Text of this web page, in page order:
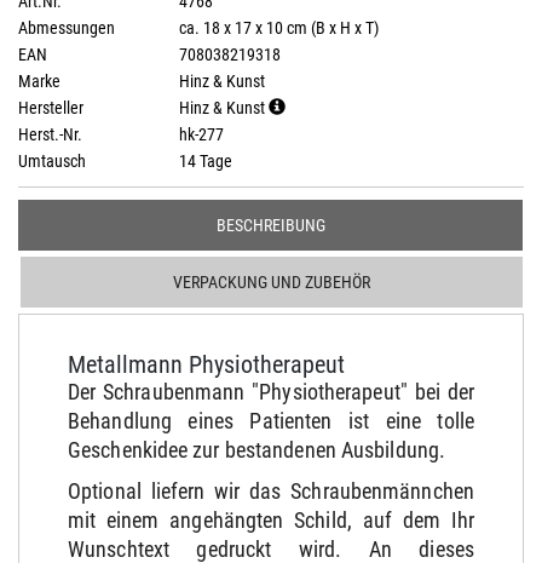
Abmessungen
ca. 18 x 17 x 10 cm (B x H x T)
EAN
708038219318
Marke
Hinz & Kunst
Hersteller
Hinz & Kunst
Herst.-Nr.
hk-277
Umtausch
14 Tage
BESCHREIBUNG
VERPACKUNG UND ZUBEHÖR
Metallmann Physiotherapeut
Der Schraubenmann "Physiotherapeut" bei der
Behandlung eines Patienten ist eine tolle
Geschenkidee zur bestandenen Ausbildung.
Optional liefern wir das Schraubenmännchen
mit einem angehängten Schild, auf dem Ihr
Wunschtext gedruckt wird. An dieses